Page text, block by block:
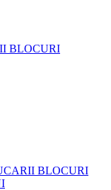
BLOCURI
BLOCURI